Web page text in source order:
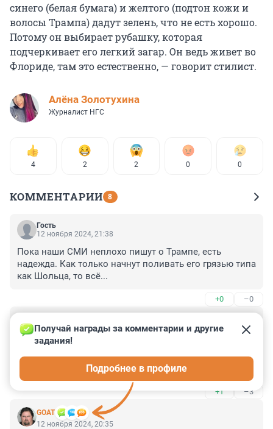
синего (белая бумага) и желтого (подтон кожи и
волосы Трампа) дадут зелень, что не есть хорошо.
Потому он выбирает рубашку, которая
подчеркивает его легкий загар. Он ведь живет во
Флориде, там это естественно, — говорит стилист.
Алёна Золотухина
Журналист НГС
4 2 2 0 0
КОММЕНТАРИИ 8
Гость
12 ноября 2024, 21:38
Пока наши СМИ неплохо пишут о Трампе, есть
надежда. Как только начнут поливать его грязью типа
как Шольца, то всё...
+0 –0
12 ноября 2024, 20:44
То ли дело на Украине!
Все видели, во что наряжается местный узурпатор
Так ведь наверняка у него ещё и парфюм с окопными
нотками.
Для полного погружения, так сказать, в образ.
+1 –3
GOAT
Получай награды за комментарии и другие
задания!
Подробнее в профиле
12 ноября 2024, 20:35